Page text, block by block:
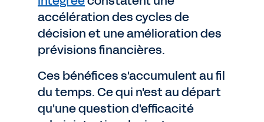
accélération des cycles de
décision et une amélioration des
prévisions financières.
Ces bénéfices s'accumulent au fil
du temps. Ce qui n'est au départ
qu'une question d'efficacité